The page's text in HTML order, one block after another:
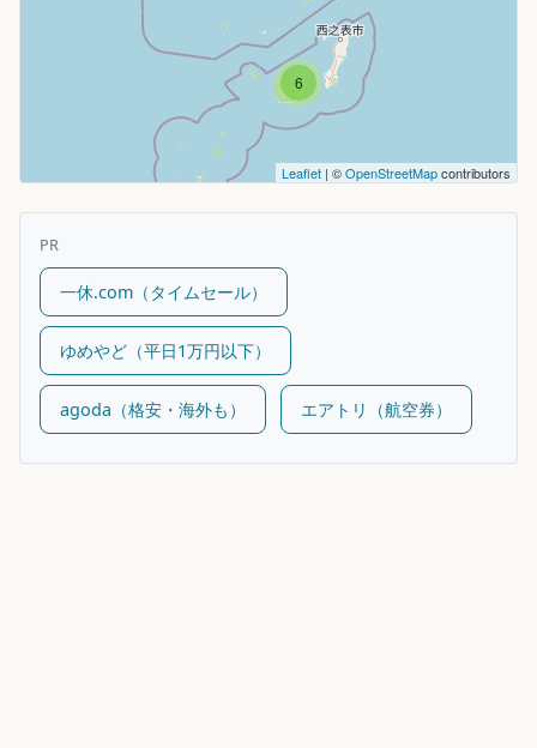
6
Leaflet | ©OpenStreetMapcontributors
PR
一休.com（タイムセール）
ゆめやど（平日1万円以下）
agoda（格安・海外も） エアトリ（航空券）